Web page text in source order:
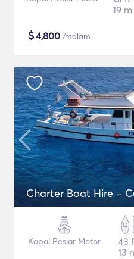
19 m
$4,800 /malam
Charter Boat Hire –
Kapal Pesiar Motor
43
13